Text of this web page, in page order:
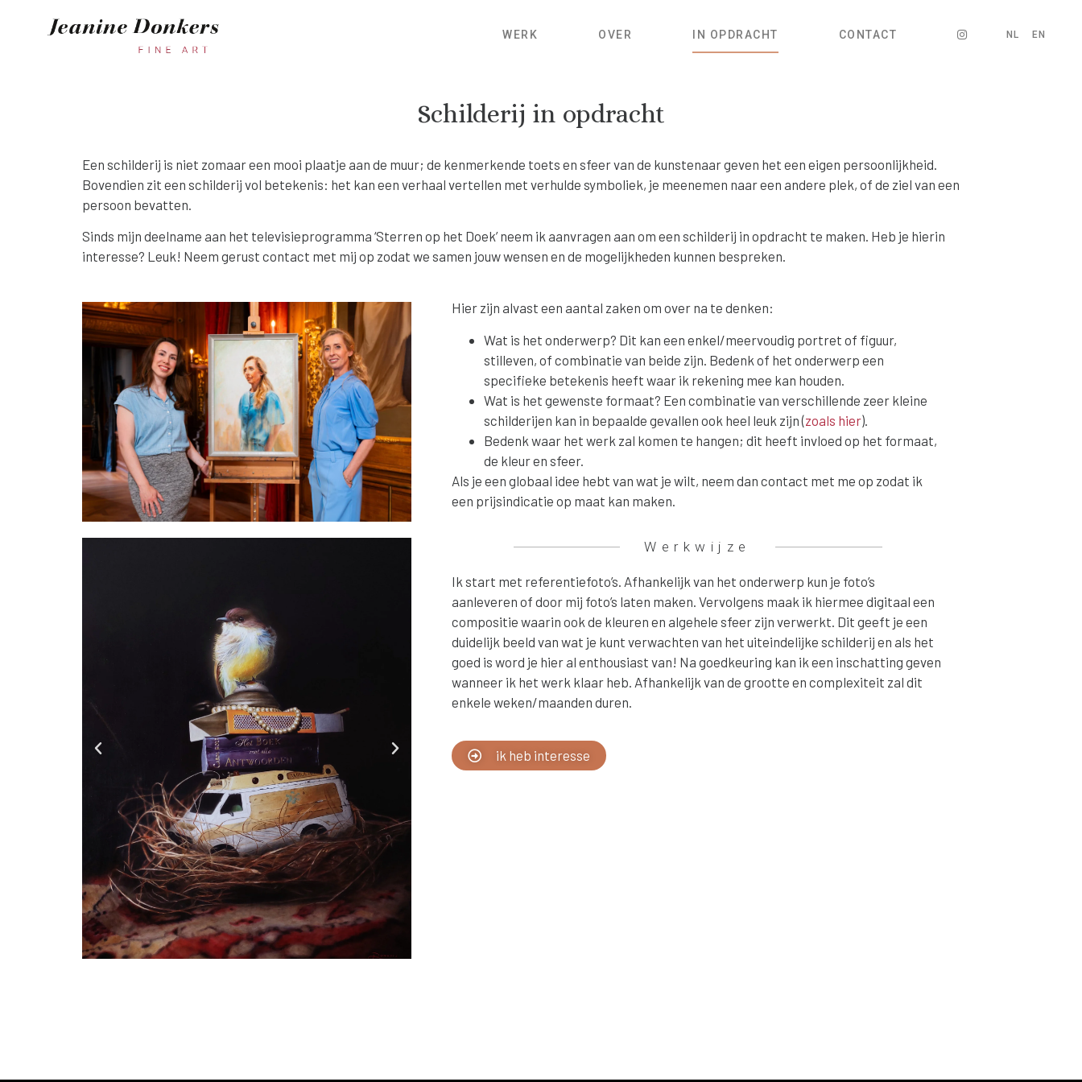
WERK OVER IN OPDRACHT CONTACT NL EN
Schilderij in opdracht
Een schilderij is niet zomaar een mooi plaatje aan de muur; de kenmerkende toets en sfeer van de kunstenaar geven het een eigen persoonlijkheid.
Bovendien zit een schilderij vol betekenis: het kan een verhaal vertellen met verhulde symboliek, je meenemen naar een andere plek, of de ziel van een
persoon bevatten.
Sinds mijn deelname aan het televisieprogramma ‘Sterren op het Doek’ neem ik aanvragen aan om een schilderij in opdracht te maken. Heb je hierin
interesse? Leuk! Neem gerust contact met mij op zodat we samen jouw wensen en de mogelijkheden kunnen bespreken.
Hier zijn alvast een aantal zaken om over na te denken:
Wat is het onderwerp? Dit kan een enkel/meervoudig portret of figuur,
stilleven, of combinatie van beide zijn. Bedenk of het onderwerp een
specifieke betekenis heeft waar ik rekening mee kan houden.
Wat is het gewenste formaat? Een combinatie van verschillende zeer kleine
schilderijen kan in bepaalde gevallen ook heel leuk zijn (zoals hier).
Bedenk waar het werk zal komen te hangen; dit heeft invloed op het formaat,
de kleur en sfeer.
Als je een globaal idee hebt van wat je wilt, neem dan contact met me op zodat ik
een prijsindicatie op maat kan maken.
Werkwijze
Ik start met referentiefoto’s. Afhankelijk van het onderwerp kun je foto’s
aanleveren of door mij foto’s laten maken. Vervolgens maak ik hiermee digitaal een
compositie waarin ook de kleuren en algehele sfeer zijn verwerkt. Dit geeft je een
duidelijk beeld van wat je kunt verwachten van het uiteindelijke schilderij en als het
goed is word je hier al enthousiast van! Na goedkeuring kan ik een inschatting geven
wanneer ik het werk klaar heb. Afhankelijk van de grootte en complexiteit zal dit
enkele weken/maanden duren.
ik heb interesse